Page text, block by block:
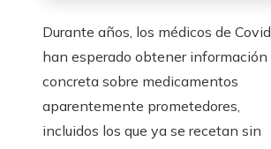
Durante años, los médicos de Covid
han esperado obtener información
concreta sobre medicamentos
aparentemente prometedores,
incluidos los que ya se recetan sin